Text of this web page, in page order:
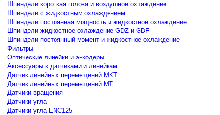
Шпиндели короткая голова и воздушное охлаждение
Шпиндели с жидкостным охлаждением
Шпиндели постоянная мощность и жидкостное охлаждение
Шпиндели жидкостное охлаждение GDZ и GDF
Шпиндели постоянный момент и жидкостное охлаждение
Фильтры
Оптические линейки и энкодеры
Аксессуары к датчиками и линейкам
Датчик линейных перемещений MKT
Датчик линейных перемещений MT
Датчики вращения
Датчики угла
Датчики угла ENC125